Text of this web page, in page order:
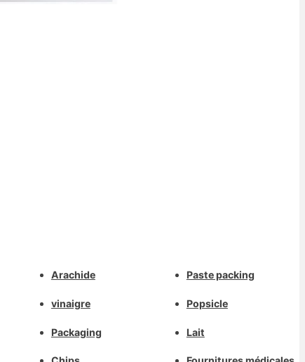
Arachide
vinaigre
Packaging
Paste packing
Popsicle
Lait